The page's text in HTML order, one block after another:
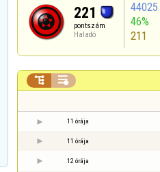
221
pontszám
Haladó
44025
46%
211
 
11 órája
11 órája
12 órája